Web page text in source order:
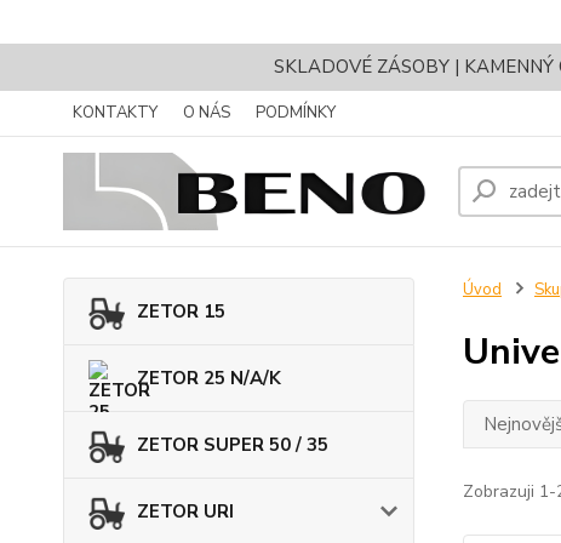
SKLADOVÉ ZÁSOBY |
KONTAKTY O NÁS PODMÍNKY
ZETOR 15
ZETOR 25 N/A/K
ZETOR SUPER 50 / 35
ZETOR URI
Úvod
Zobrazuji 1-